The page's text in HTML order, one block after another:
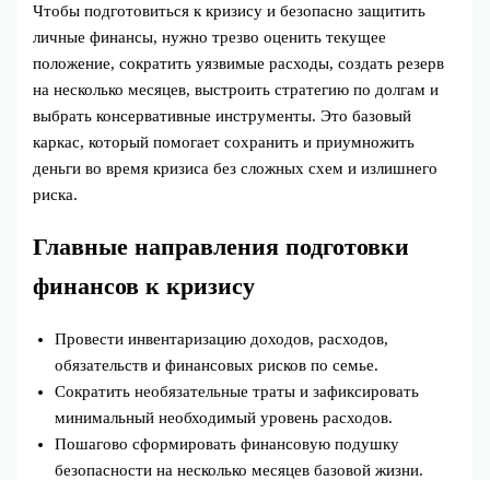
Чтобы подготовиться к кризису и безопасно защитить
личные финансы, нужно трезво оценить текущее
положение, сократить уязвимые расходы, создать резерв
на несколько месяцев, выстроить стратегию по долгам и
выбрать консервативные инструменты. Это базовый
каркас, который помогает сохранить и приумножить
деньги во время кризиса без сложных схем и излишнего
риска.
Главные направления подготовки
финансов к кризису
Провести инвентаризацию доходов, расходов,
обязательств и финансовых рисков по семье.
Сократить необязательные траты и зафиксировать
минимальный необходимый уровень расходов.
Пошагово сформировать финансовую подушку
безопасности на несколько месяцев базовой жизни.